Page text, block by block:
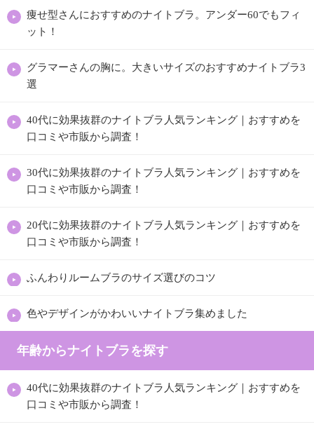
痩せ型さんにおすすめのナイトブラ。アンダー60でもフィ
ット！
グラマーさんの胸に。大きいサイズのおすすめナイトブラ3
選
40代に効果抜群のナイトブラ人気ランキング｜おすすめを
口コミや市販から調査！
30代に効果抜群のナイトブラ人気ランキング｜おすすめを
口コミや市販から調査！
20代に効果抜群のナイトブラ人気ランキング｜おすすめを
口コミや市販から調査！
ふんわりルームブラのサイズ選びのコツ
色やデザインがかわいいナイトブラ集めました
年齢からナイトブラを探す
40代に効果抜群のナイトブラ人気ランキング｜おすすめを
口コミや市販から調査！